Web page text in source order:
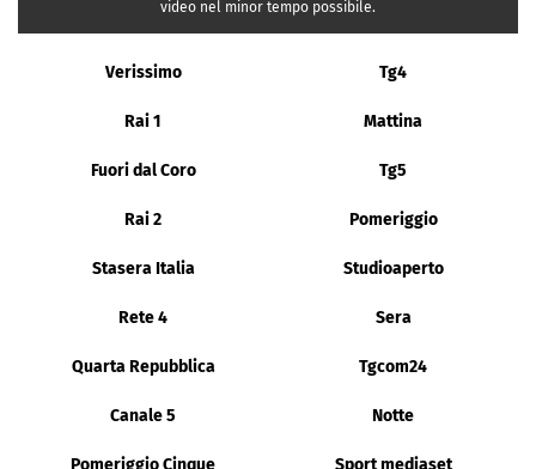
video nel minor tempo possibile.
Verissimo Tg4
Rai 1 Mattina
Fuori dal Coro Tg5
Rai 2 Pomeriggio
Stasera Italia Studioaperto
Rete 4 Sera
Quarta Repubblica Tgcom24
Canale 5 Notte
Pomeriggio Cinque Sport mediaset